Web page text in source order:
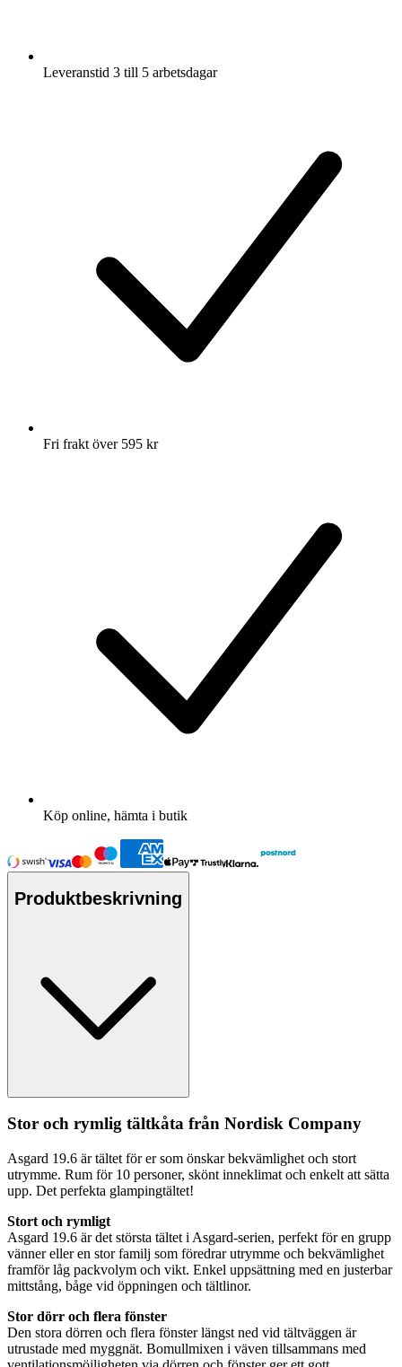
Leveranstid 3 till 5 arbetsdagar
Fri frakt över 595 kr
Köp online, hämta i butik
Produktbeskrivning
Stor och rymlig tältkåta från Nordisk Company
Asgard 19.6 är tältet för er som önskar bekvämlighet och stort
utrymme. Rum för 10 personer, skönt inneklimat och enkelt att sätta
upp. Det perfekta glampingtältet!
Stort och rymligt
Asgard 19.6 är det största tältet i Asgard-serien, perfekt för en grupp
vänner eller en stor familj som föredrar utrymme och bekvämlighet
framför låg packvolym och vikt. Enkel uppsättning med en justerbar
mittstång, båge vid öppningen och tältlinor.
Stor dörr och flera fönster
Den stora dörren och flera fönster längst ned vid tältväggen är
utrustade med myggnät. Bomullmixen i väven tillsammans med